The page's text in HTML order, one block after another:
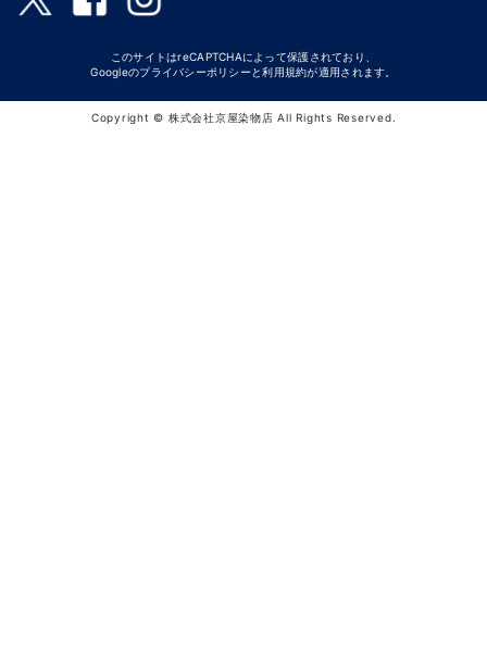
このサイトはreCAPTCHAによって保護されており、
Googleのプライバシーポリシー と利用規約が適用されます。
Copyright © 株式会社京屋染物店 All Rights Reserved.